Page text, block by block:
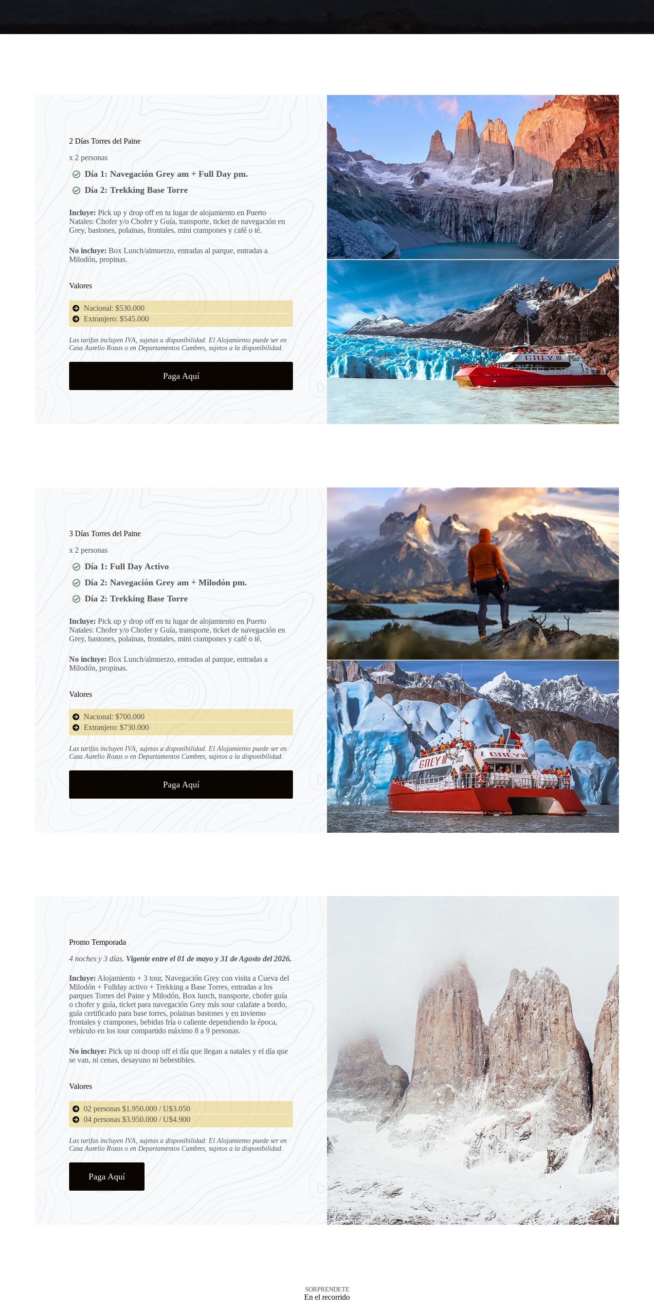
2 Días Torres del Paine
x 2 personas
Día 1: Navegación Grey am + Full Day pm.
Día 2: Trekking Base Torre
Incluye: Pick up y drop off en tu lugar de alojamiento en Puerto
Natales: Chofer y/o Chofer y Guía, transporte, ticket de navegación en
Grey, bastones, polainas, frontales, mini crampones y café o té.
No incluye: Box Lunch/almuerzo, entradas al parque, entradas a
Milodón, propinas.
Valores
Nacional: $530.000
Extranjero: $545.000
Las tarifas incluyen IVA, sujetas a disponibilidad. El Alojamiento puede ser en
Casa Aurelio Rozas o en Departamentos Cumbres, sujetos a la disponibilidad.
Paga Aquí
3 Días Torres del Paine
x 2 personas
Día 1: Full Day Activo
Día 2: Navegación Grey am + Milodón pm.
Día 2: Trekking Base Torre
Incluye: Pick up y drop off en tu lugar de alojamiento en Puerto
Natales: Chofer y/o Chofer y Guía, transporte, ticket de navegación en
Grey, bastones, polainas, frontales, mini crampones y café o té.
No incluye: Box Lunch/almuerzo, entradas al parque, entradas a
Milodón, propinas.
Valores
Nacional: $700.000
Extranjero: $730.000
Las tarifas incluyen IVA, sujetas a disponibilidad. El Alojamiento puede ser en
Casa Aurelio Rozas o en Departamentos Cumbres, sujetos a la disponibilidad.
Paga Aquí
Promo Temporada
4 noches y 3 días. Vigente entre el 01 de mayo y 31 de Agosto del 2026.
Incluye: Alojamiento + 3 tour, Navegación Grey con visita a Cueva del
Milodón + Fullday activo + Trekking a Base Torres, entradas a los
parques Torres del Paine y Milodón, Box lunch, transporte, chofer guía
o chofer y guía, ticket para navegación Grey más sour calafate a bordo,
guía certificado para base torres, polainas bastones y en invierno
frontales y crampones, bebidas fría o caliente dependiendo la época,
vehículo en los tour compartido máximo 8 a 9 personas.
No incluye: Pick up ni droop off el día que llegan a natales y el día que
se van, ni cenas, desayuno ni bebestibles.
Valores
02 personas $1.950.000 / U$3.050
04 personas $3.950.000 / U$4.900
Las tarifas incluyen IVA, sujetas a disponibilidad. El Alojamiento puede ser en
Casa Aurelio Rozas o en Departamentos Cumbres, sujetos a la disponibilidad.
Paga Aquí
SORPRENDETE
En el recorrido